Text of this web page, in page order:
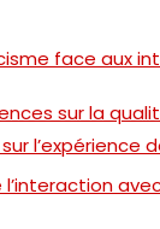
face aux
sur la
l’expérience
l’interaction